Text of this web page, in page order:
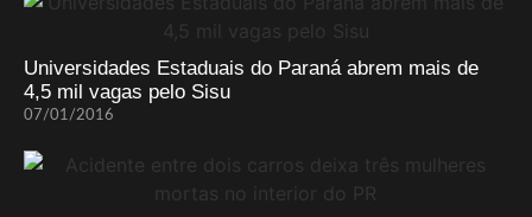
Universidades Estaduais do Paraná abrem mais de
4,5 mil vagas pelo Sisu
07/01/2016